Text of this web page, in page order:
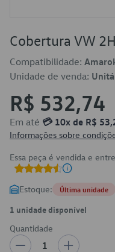
Cobertura VW
Compatibilidade:
Unidade de venda:
R$ 532,74
Em até 💳 10x de R$
Informações sobre
Essa peça é vendida e
Estoque: Última unidade
1 unidade disponível
Quantidade
1